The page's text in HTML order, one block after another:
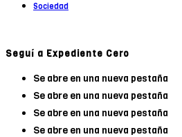
Sociedad
Seguí a Expediente Cero
Se abre en una nueva pestaña
Se abre en una nueva pestaña
Se abre en una nueva pestaña
Se abre en una nueva pestaña